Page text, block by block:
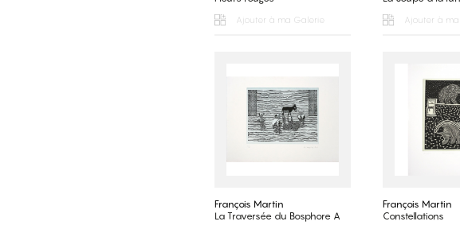
Ajouter à ma Galerie Ajouter à ma
François Martin
La Traversée du Bosphore A
François Martin
Constellations